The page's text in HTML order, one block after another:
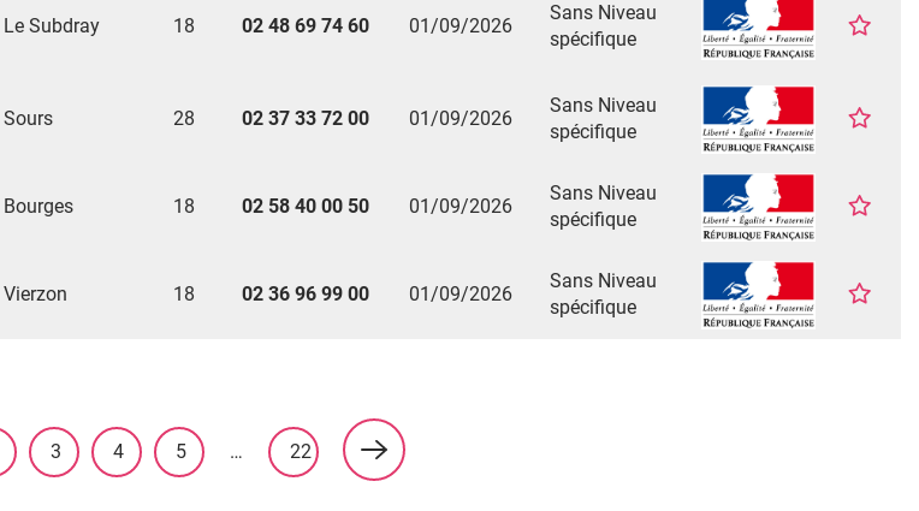
Le Subdray 18 02 48 69 74 60 01/09/2026
Sans Niveau
spécifique
Sours 28 02 37 33 72 00 01/09/2026
Sans Niveau
spécifique
Bourges 18 02 58 40 00 50 01/09/2026
Sans Niveau
spécifique
Vierzon 18 02 36 96 99 00 01/09/2026
Sans Niveau
spécifique
3 4 5 … 22